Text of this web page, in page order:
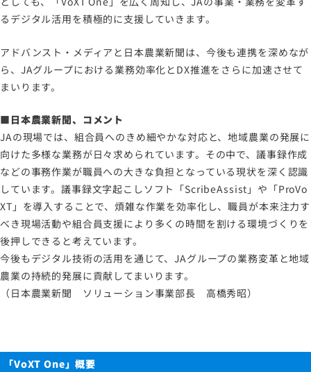
るデジタル活用を積極的に支援していきます。
アドバンスト・メディアと日本農業新聞は、今後も連携を深めなが
ら、JAグループにおける業務効率化とDX推進をさらに加速させて
まいります。
■日本農業新聞、コメント
JAの現場では、組合員へのきめ細やかな対応と、地域農業の発展に
向けた多様な業務が日々求められています。その中で、議事録作成
などの事務作業が職員への大きな負担となっている現状を深く認識
しています。議事録文字起こしソフト「ScribeAssist」や「ProVo
XT」を導入することで、煩雑な作業を効率化し、職員が本来注力す
べき現場活動や組合員支援により多くの時間を割ける環境づくりを
後押しできると考えています。
今後もデジタル技術の活用を通じて、JAグループの業務変革と地域
農業の持続的発展に貢献してまいります。
（日本農業新聞 ソリューション事業部長 高橋秀昭）
「VoXT One」概要